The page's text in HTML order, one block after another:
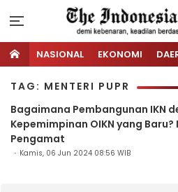
NASIONAL EKONOMI
TAG: MENTERI PUPR
Bagaimana Pembangunan IKN
Kepemimpinan OIKN yang Baru?
Pengamat
Kamis, 06 Jun 2024 08:56 WIB